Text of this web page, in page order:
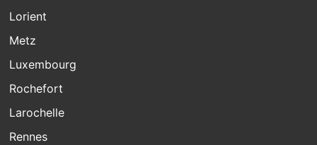
Lorient
Metz
Luxembourg
Rochefort
Larochelle
Rennes